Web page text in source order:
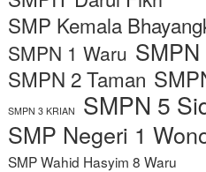
SMP Kemala
SMPN 1 Waru
SMPN 2 Taman
SMPN 3 KRIAN SMPN 5
SMP Negeri 1
SMP Wahid Hasyim 8 Waru